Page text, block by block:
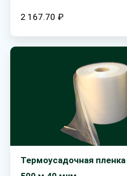
2 167.70 ₽
Термоусадочная